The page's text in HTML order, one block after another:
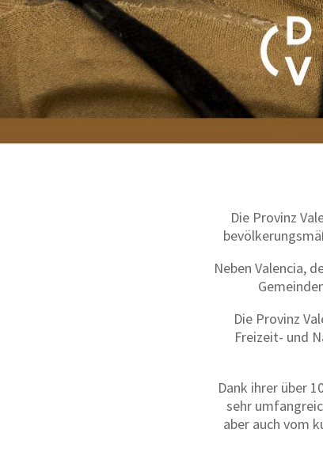
Die Provinz
Neben Valencia,
Die Provinz
Freizeit- und
Dank ihrer über
sehr
aber auch vom